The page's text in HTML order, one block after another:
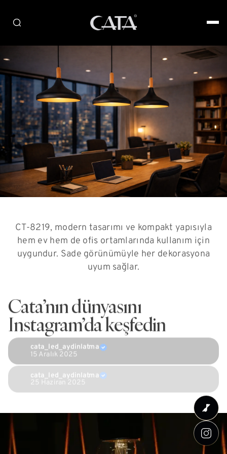
CT-8219, modern tasarımı ve kompakt yapısıyla
hem ev hem de ofis ortamlarında kullanım için
uygundur. Sade görünümüyle her dekorasyona
uyum sağlar.
Cata’nın dünyasını
Instagram’da keşfedin
cata_led_aydinlatma
15 Aralık 2025
cata_led_aydinlatma
25 Haziran 2025